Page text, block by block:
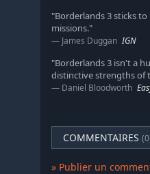
"Borderlands 3 sticks
missions."
James Duggan IGN
"Borderlands 3 isn't a
distinctive strengths of
Daniel Bloodworth
COMMENTAIRES
» Publier un